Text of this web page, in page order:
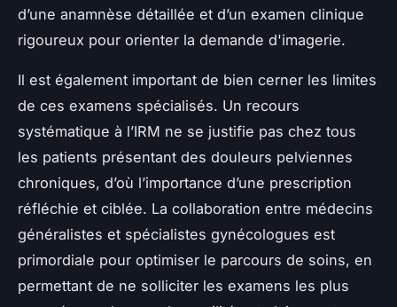
d’une anamnèse détaillée et d’un examen clinique
rigoureux pour orienter la demande d'imagerie.
Il est également important de bien cerner les limites
de ces examens spécialisés. Un recours
systématique à l’IRM ne se justifie pas chez tous
les patients présentant des douleurs pelviennes
chroniques, d’où l’importance d’une prescription
réfléchie et ciblée. La collaboration entre médecins
généralistes et spécialistes gynécologues est
primordiale pour optimiser le parcours de soins, en
permettant de ne solliciter les examens les plus